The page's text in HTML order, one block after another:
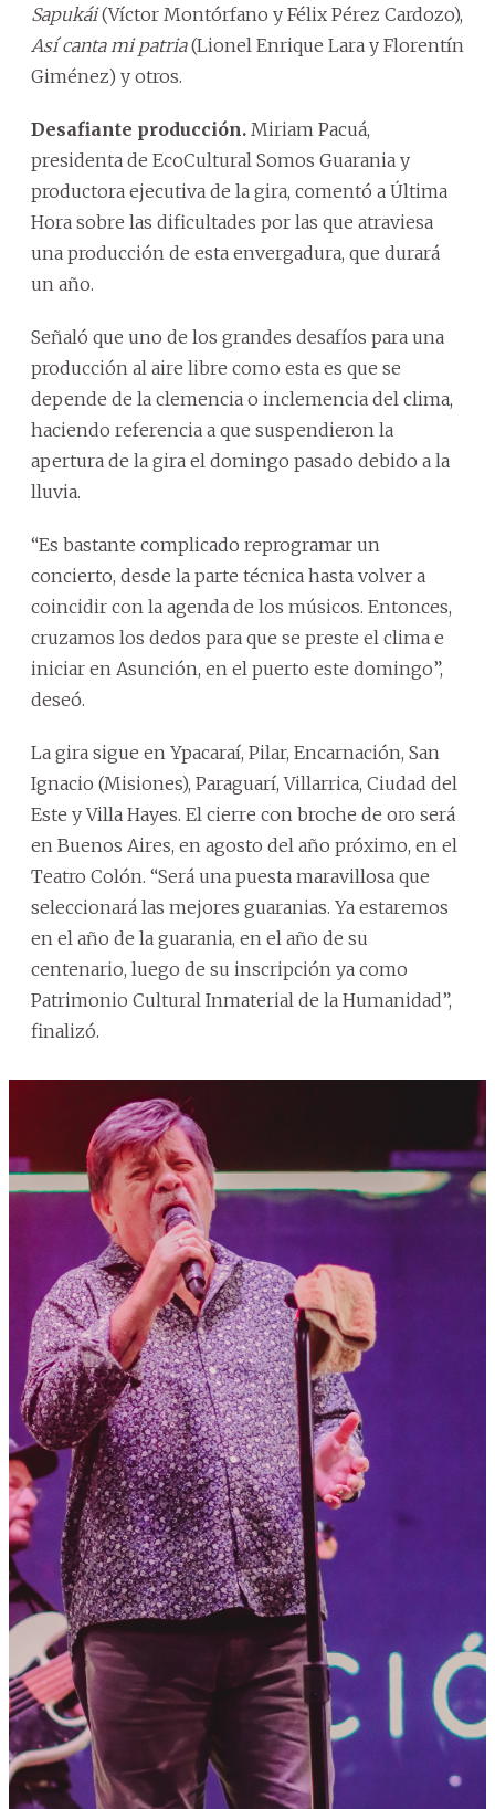
Sapukái(Víctor Montórfano y Félix Pérez Cardozo),
Así canta mi patria(Lionel Enrique Lara y Florentín
Giménez) y otros.
Desafiante producción. Miriam Pacuá,
presidenta de EcoCultural Somos Guarania y
productora ejecutiva de la gira, comentó a Última
Hora sobre las dificultades por las que atraviesa
una producción de esta envergadura, que durará
un año.
Señaló que uno de los grandes desafíos para una
producción al aire libre como esta es que se
depende de la clemencia o inclemencia del clima,
haciendo referencia a que suspendieron la
apertura de la gira el domingo pasado debido a la
lluvia.
“Es bastante complicado reprogramar un
concierto, desde la parte técnica hasta volver a
coincidir con la agenda de los músicos. Entonces,
cruzamos los dedos para que se preste el clima e
iniciar en Asunción, en el puerto este domingo”,
deseó.
La gira sigue en Ypacaraí, Pilar, Encarnación, San
Ignacio (Misiones), Paraguarí, Villarrica, Ciudad del
Este y Villa Hayes. El cierre con broche de oro será
en Buenos Aires, en agosto del año próximo, en el
Teatro Colón. “Será una puesta maravillosa que
seleccionará las mejores guaranias. Ya estaremos
en el año de la guarania, en el año de su
centenario, luego de su inscripción ya como
Patrimonio Cultural Inmaterial de la Humanidad”,
finalizó.